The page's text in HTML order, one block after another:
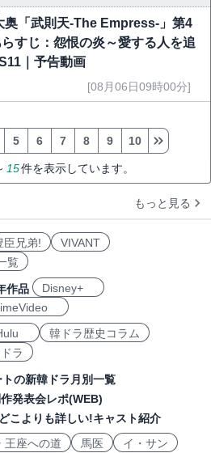
奥「武則天-The Empress-」第4
すじ：怨恨の炎～愛する人を追
｜予告動画
[08月06日09時00分]
15件を表示しています。
5 6 7 8 9 10
もっと見る
臣兄弟!
VIVANT
覧
作品
Disney+
韓ドラ歴史コラム
ラ
トの新韓ドラ月別一覧
発表会レポ(WEB)
どこよりも詳しい!キャスト紹介
王座への道 馬医
イ・サン